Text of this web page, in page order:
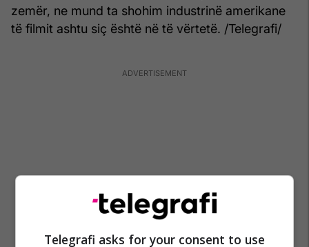
zemër, ne mund ta shohim industrinë amerikane
të filmit ashtu siç është në të vërtetë. /Telegrafi/
Telegrafi asks for your consent to use